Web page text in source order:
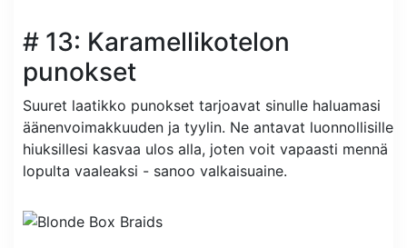
# 13: Karamellikotelon
punokset
Suuret laatikko punokset tarjoavat sinulle haluamasi
äänenvoimakkuuden ja tyylin. Ne antavat luonnollisille
hiuksillesi kasvaa ulos alla, joten voit vapaasti mennä
lopulta vaaleaksi - sanoo valkaisuaine.